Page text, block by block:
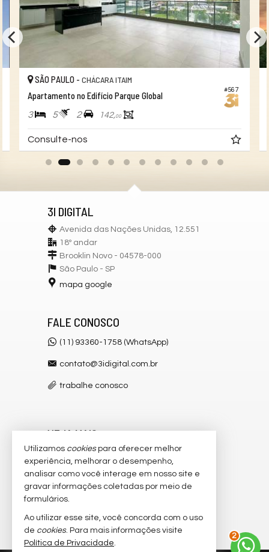
#567
SÃO PAULO -CHÁCARA ITAIM
Apartamento no Edifício Parque Global
3 5 2 142,00
Consulte-nos
3I DIGITAL
Avenida das Nações Unidas, 12.551
18º andar
Brooklin Novo - 04578-000
São Paulo - SP
mapa google
FALE CONOSCO
(11) 93360-1758 (WhatsApp)
contato@3idigital.com.br
trabalhe conosco
VEJA MAIS
receba nosso newsletter
cadastre seu imóvel
imóveis favoritos
mapa de imóveis
Utilizamos cookiespara oferecer melhor
experiência, melhorar o desempenho,
analisar como você interage em nosso site e
gravar informações coletadas por meio de
formulários.
Ao utilizar esse site, você concorda com o uso
de cookies. Para mais informações visite
Política de Privacidade.